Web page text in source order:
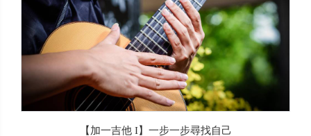
【加一吉他 I】一步一步尋找自己